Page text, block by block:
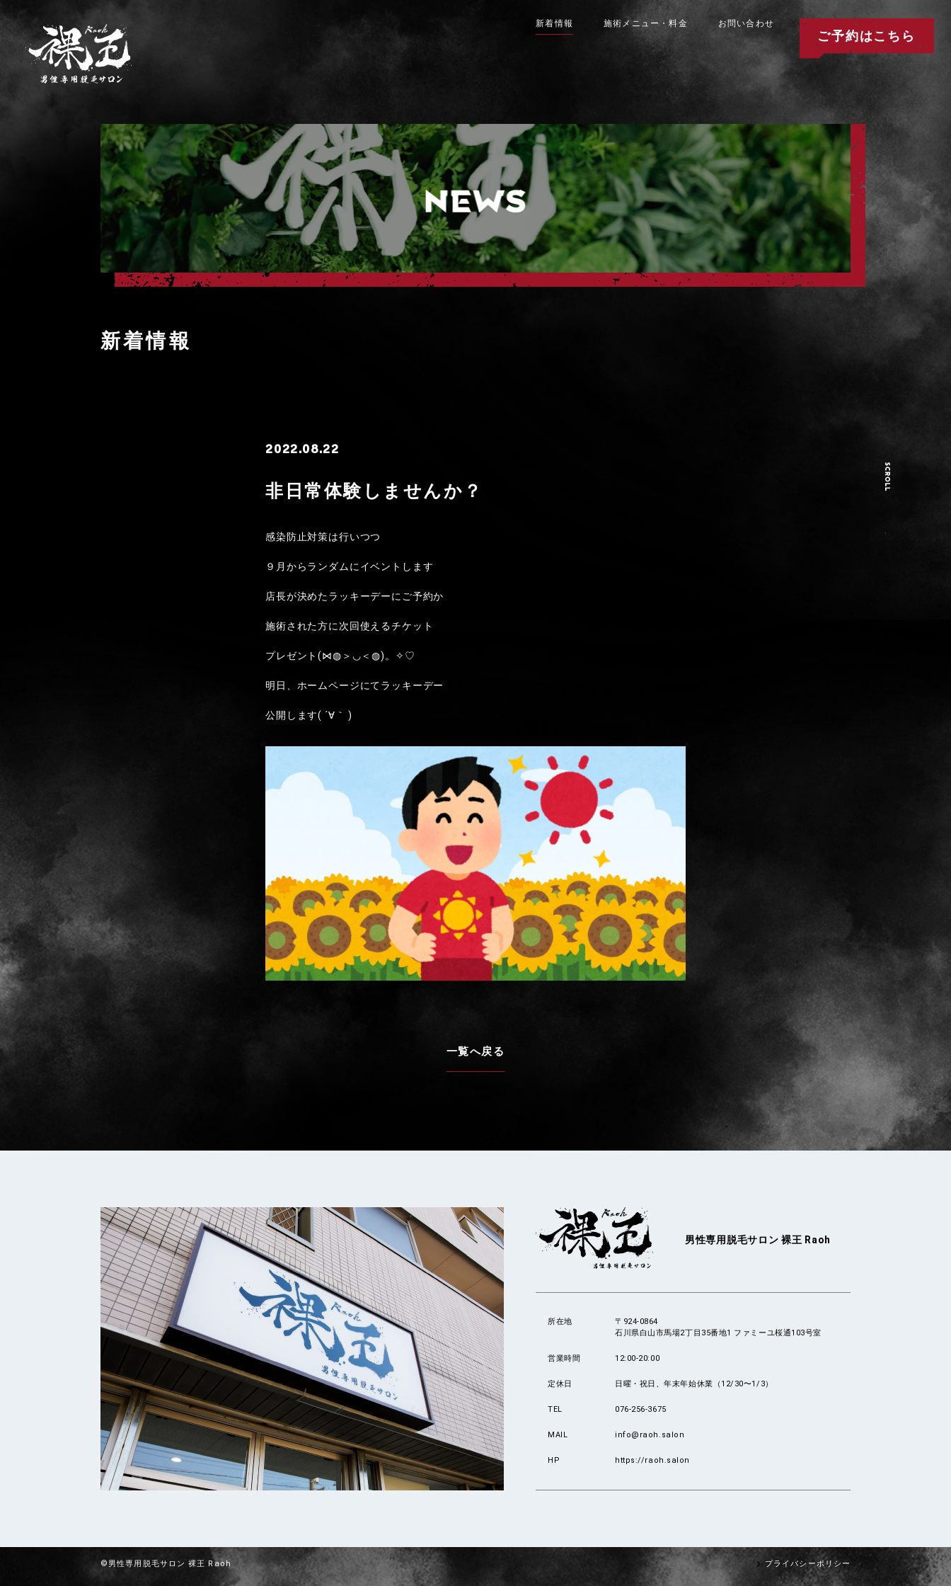
新着情報 施術メニュー・料金 お問い合わせ
ご予約はこちら
新着情報
2022.08.22
非日常体験しませんか？
感染防止対策は行いつつ
９月からランダムにイベントします
店長が決めたラッキーデーにご予約か
施術された方に次回使えるチケット
プレゼント(⋈◍＞◡＜◍)。✧♡
明日、ホームページにてラッキーデー
公開します( ´∀｀ )
一覧へ戻る
男性専用脱毛サロン 裸王 Raoh
所在地
〒924-0864
石川県白山市馬場2丁目35番地1 ファミーユ桜通103号室
営業時間 12:00-20:00
定休日 日曜・祝日、年末年始休業（12/30〜1/3）
TEL 076-256-3675
MAIL info@raoh.salon
HP https://raoh.salon
プライバシーポリシー
©男性専用脱毛サロン 裸王 Raoh